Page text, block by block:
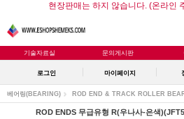
현장판매는 하지 않습니다. (온라인
기술자료실 문의게시판
로그인 마이페이지
베어링(BEARING) ROD END & TRACK ROLLER
ROD ENDS 무급유형 R(우나사-은색